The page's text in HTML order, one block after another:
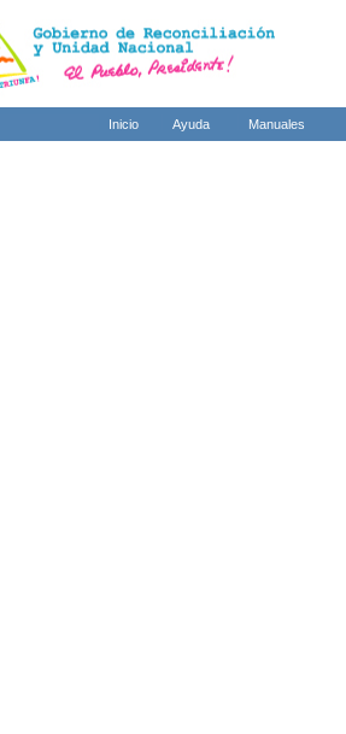
Inicio Ayuda Manuales